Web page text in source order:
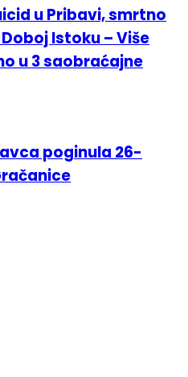
u Pribavi, smrtno
Istoku – Više
u 3 saobraćajne
poginula 26-